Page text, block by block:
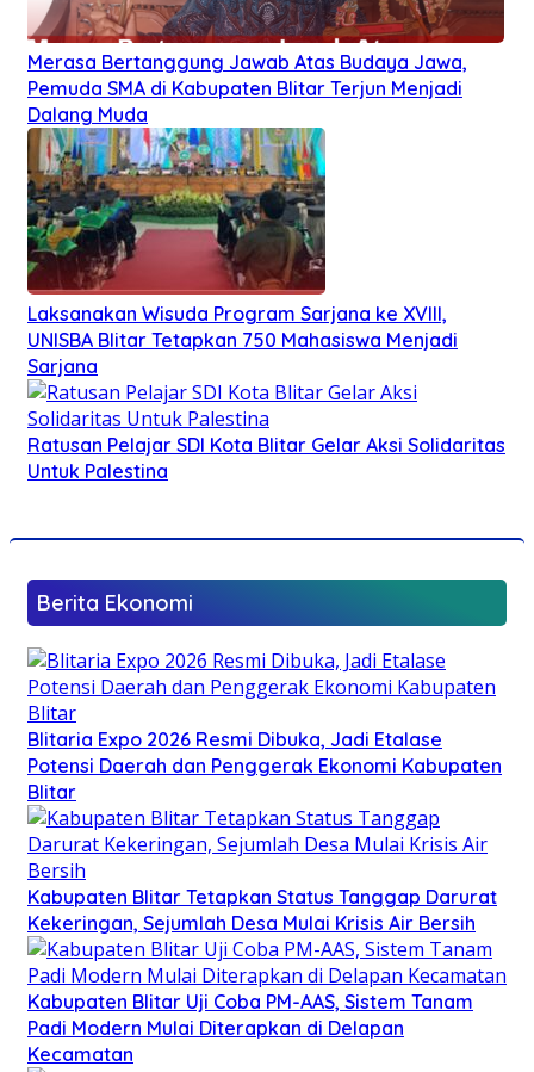
Merasa Bertanggung Jawab Atas Budaya Jawa,
Pemuda SMA di Kabupaten Blitar Terjun Menjadi
Dalang Muda
Laksanakan Wisuda Program Sarjana ke XVIII,
UNISBA Blitar Tetapkan 750 Mahasiswa Menjadi
Sarjana
Ratusan Pelajar SDI Kota Blitar Gelar Aksi Solidaritas
Untuk Palestina
Berita Ekonomi
Blitaria Expo 2026 Resmi Dibuka, Jadi Etalase
Potensi Daerah dan Penggerak Ekonomi Kabupaten
Blitar
Kabupaten Blitar Tetapkan Status Tanggap Darurat
Kekeringan, Sejumlah Desa Mulai Krisis Air Bersih
Kabupaten Blitar Uji Coba PM-AAS, Sistem Tanam
Padi Modern Mulai Diterapkan di Delapan
Kecamatan